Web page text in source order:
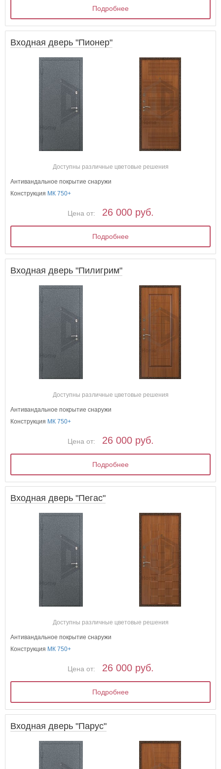
Подробнее
Входная дверь "Пионер"
Доступны различные цветовые решения
Антивандальное покрытие снаружи
Конструкция МК 750+
Цена от: 26 000 руб.
Подробнее
Входная дверь "Пилигрим"
Доступны различные цветовые решения
Антивандальное покрытие снаружи
Конструкция МК 750+
Цена от: 26 000 руб.
Подробнее
Входная дверь "Пегас"
Доступны различные цветовые решения
Антивандальное покрытие снаружи
Конструкция МК 750+
Цена от: 26 000 руб.
Подробнее
Входная дверь "Парус"